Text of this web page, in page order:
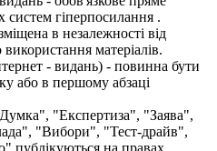
систем гіперпосилання .
в незалежності від
матеріалів.
- видань) - повинна бути
або в першому абзаці
"Експертиза", "Заява",
"Вибори", "Тест-драйв",
публікуються на правах